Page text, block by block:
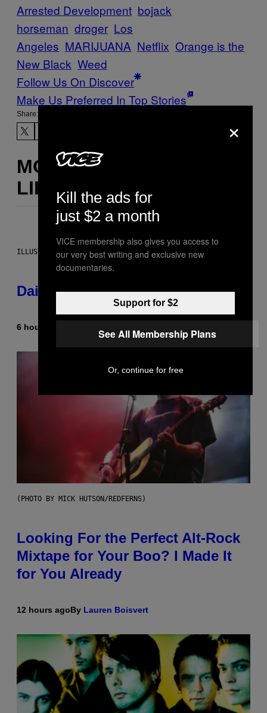
Arrested Development bojack
horseman droger Los
Angeles MARIJUANA Netflix Orange is the
New Black Weed
Follow Us On Discover
Make Us Preferred In Top Stories
Share:
MORE
LIKE THIS
ILLUSTRATION BY REESA.
Daily Horoscope: August 6, 2026
6 hours ago
(PHOTO BY MICK HUTSON/REDFERNS)
Looking For the Perfect Alt-Rock
Mixtape for Your Boo? I Made It
for You Already
12 hours agoBy Lauren Boisvert
×
Kill the ads for
just $2 a month
VICE membership also gives you access to
our very best writing and exclusive new
documentaries.
Support for $2
See All Membership Plans
Or, continue for free